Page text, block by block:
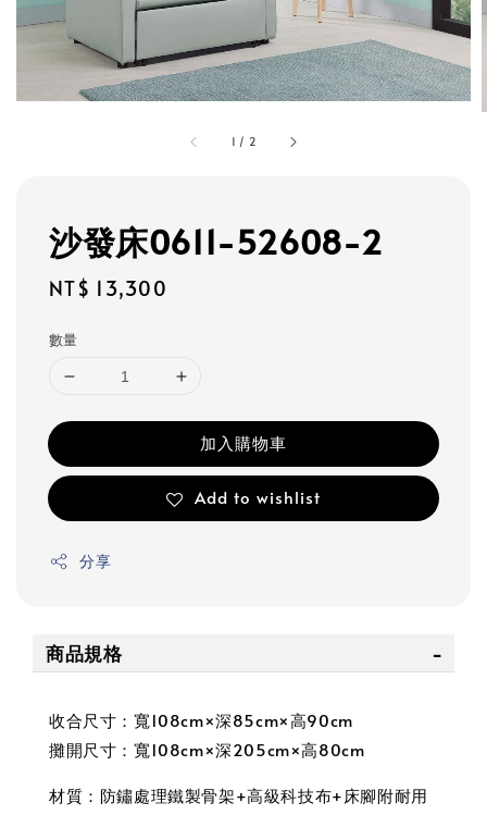
1 / 2
沙發床0611-52608-2
Regular
NT$ 13,300
數量
加入購物車
Add to wishlist
分享
商品規格
收合尺寸：寬108cm×深85cm×高90cm
攤開尺寸：寬108cm×深205cm×高80cm
材質：防鏽處理鐵製骨架+高級科技布+床腳附耐用